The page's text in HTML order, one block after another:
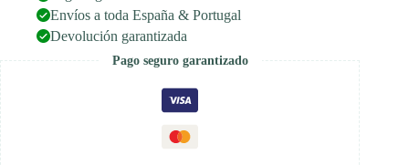
Envíos a toda España & Portugal
Devolución garantizada
Pago seguro garantizado